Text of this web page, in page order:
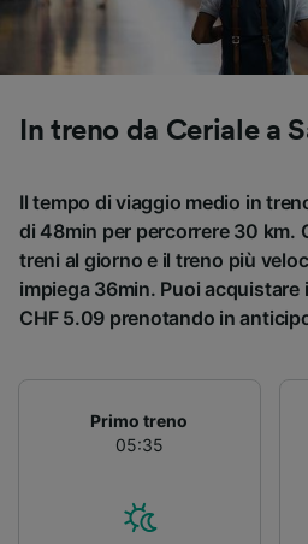
In treno da Ceriale a
Il tempo di viaggio medio in
di 48min per percorrere 30 km.
treni al giorno e il treno più
impiega 36min. Puoi acquistare
CHF 5.09 prenotando in
Primo treno
05:35
Utilizzare dati di
Scansione attiva delle
dispositivo ai fini
accedervi. Pubblicità e
personalizzati, misurazione
pubblico, sviluppo di servizi.
Elenco dei partner